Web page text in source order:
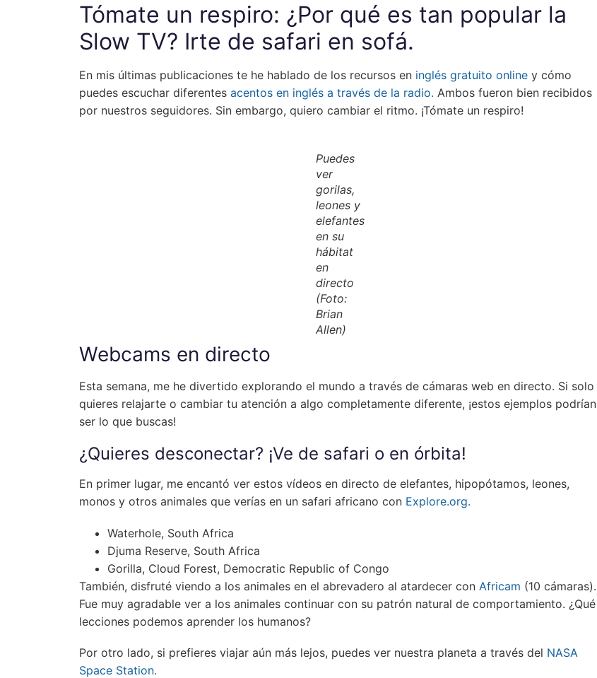
Tómate un respiro: ¿Por qué es tan popular la
Slow TV? Irte de safari en sofá.
En mis últimas publicaciones te he hablado de los recursos en inglés gratuito online y cómo
puedes escuchar diferentes acentos en inglés a través de la radio. Ambos fueron bien recibidos
por nuestros seguidores. Sin embargo, quiero cambiar el ritmo. ¡Tómate un respiro!
Puedes
ver
gorilas,
leones y
elefantes
en su
hábitat
en
directo
(Foto:
Brian
Allen)
Webcams en directo
Esta semana, me he divertido explorando el mundo a través de cámaras web en directo. Si solo
quieres relajarte o cambiar tu atención a algo completamente diferente, ¡estos ejemplos podrían
ser lo que buscas!
¿Quieres desconectar? ¡Ve de safari o en órbita!
En primer lugar, me encantó ver estos vídeos en directo de elefantes, hipopótamos, leones,
monos y otros animales que verías en un safari africano con Explore.org.
Waterhole, South Africa
Djuma Reserve, South Africa
Gorilla, Cloud Forest, Democratic Republic of Congo
También, disfruté viendo a los animales en el abrevadero al atardecer con Africam (10 cámaras).
Fue muy agradable ver a los animales continuar con su patrón natural de comportamiento. ¿Qué
lecciones podemos aprender los humanos?
Por otro lado, si prefieres viajar aún más lejos, puedes ver nuestra planeta a través del NASA
Space Station.